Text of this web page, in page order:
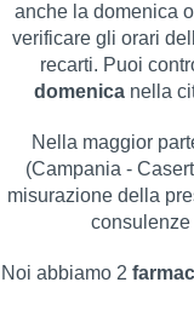
anche la domenica
verificare gli orari
recarti. Puoi
domenicanella
Nella maggior
(Campania -
misurazione della
Noi abbiamo 2